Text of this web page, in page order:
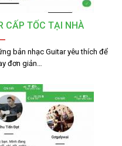
CẤP TỐC TẠI NHÀ
bản nhạc Guitar yêu thích để
đơn giản…